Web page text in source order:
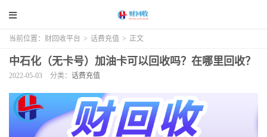
当前位置： 财回收平台 > 话费充值 > 正文
中石化（无卡号）加油卡可以回收吗？在哪里回收？
2022-05-03 分类： 话费充值